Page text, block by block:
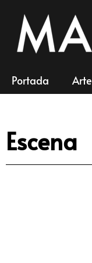
Portada Arte
Escena